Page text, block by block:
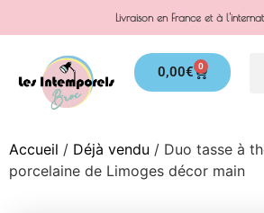
Livraison en France et à
0,00€ 0
Accueil / Déjà vendu / Duo tasse à
porcelaine de Limoges décor main